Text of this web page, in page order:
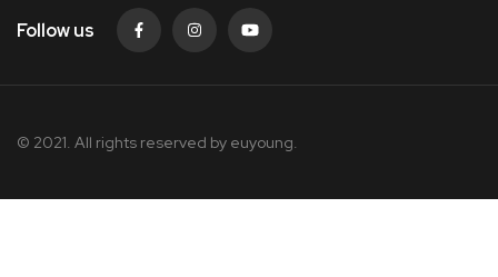
Follow us
© 2021. All rights reserved by euyoung.